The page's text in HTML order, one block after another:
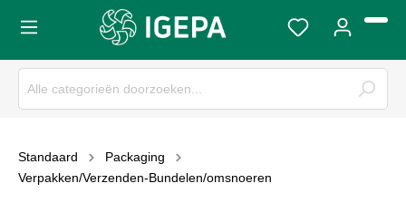
Standaard
Packaging
Verpakken/Verzenden-Bundelen/omsnoeren